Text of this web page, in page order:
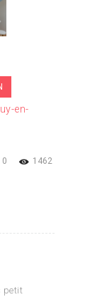
en-
1462
0
petit